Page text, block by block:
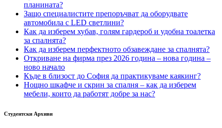
планината?
Защо специалистите препоръчват да оборудвате
автомобила с LED светлини?
Как да изберем хубав, голям гардероб и удобна тоалетка
за спалнята?
Как да изберем перфектното обзавеждане за спалнята?
Откриване на фирма през 2026 година – нова година –
ново начало
Къде в близост до София да практикуваме каякинг?
Нощно шкафче и скрин за спалня – как да изберем
мебели, които да работят добре за нас?
Студентски Архиви